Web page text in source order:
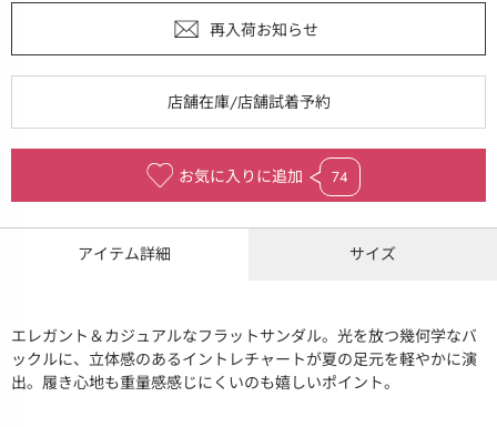
お気に入りに追加 74
アイテム詳細 サイズ
エレガント＆カジュアルなフラットサンダル。光を放つ幾何学なバ
ックルに、立体感のあるイントレチャートが夏の足元を軽やかに演
出。履き心地も重量感感じにくいのも嬉しいポイント。